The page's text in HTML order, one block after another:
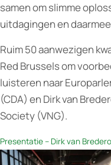
samen om slimme
uitdagingen en
Ruim 50 aanwezigen
Red Brussels om
luisteren naar
(CDA) en Dirk van
Society (VNG).
Presentatie – Dirk van